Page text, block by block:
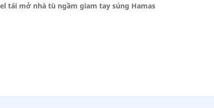
tái mở nhà tù ngầm giam tay súng Hamas